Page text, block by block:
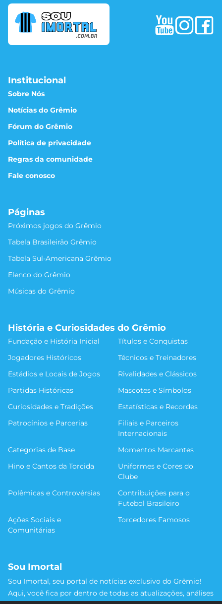
Institucional
Sobre Nós
Notícias do Grêmio
Fórum do Grêmio
Política de privacidade
Regras da comunidade
Fale conosco
Páginas
Próximos jogos do Grêmio
Tabela Brasileirão Grêmio
Tabela Sul-Americana Grêmio
Elenco do Grêmio
Músicas do Grêmio
História e Curiosidades do Grêmio
Fundação e História Inicial
Títulos e Conquistas
Jogadores Históricos
Técnicos e Treinadores
Estádios e Locais de Jogos
Rivalidades e Clássicos
Partidas Históricas
Mascotes e Símbolos
Curiosidades e Tradições
Estatísticas e Recordes
Patrocínios e Parcerias
Filiais e Parceiros
Internacionais
Categorias de Base
Momentos Marcantes
Hino e Cantos da Torcida
Uniformes e Cores do
Clube
Polêmicas e Controvérsias
Contribuições para o
Futebol Brasileiro
Ações Sociais e
Comunitárias
Torcedores Famosos
Sou Imortal
Sou Imortal, seu portal de notícias exclusivo do Grêmio!
Aqui, você fica por dentro de todas as atualizações, análises